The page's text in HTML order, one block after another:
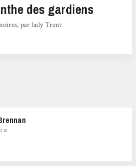
des gardiens
par lady Trent